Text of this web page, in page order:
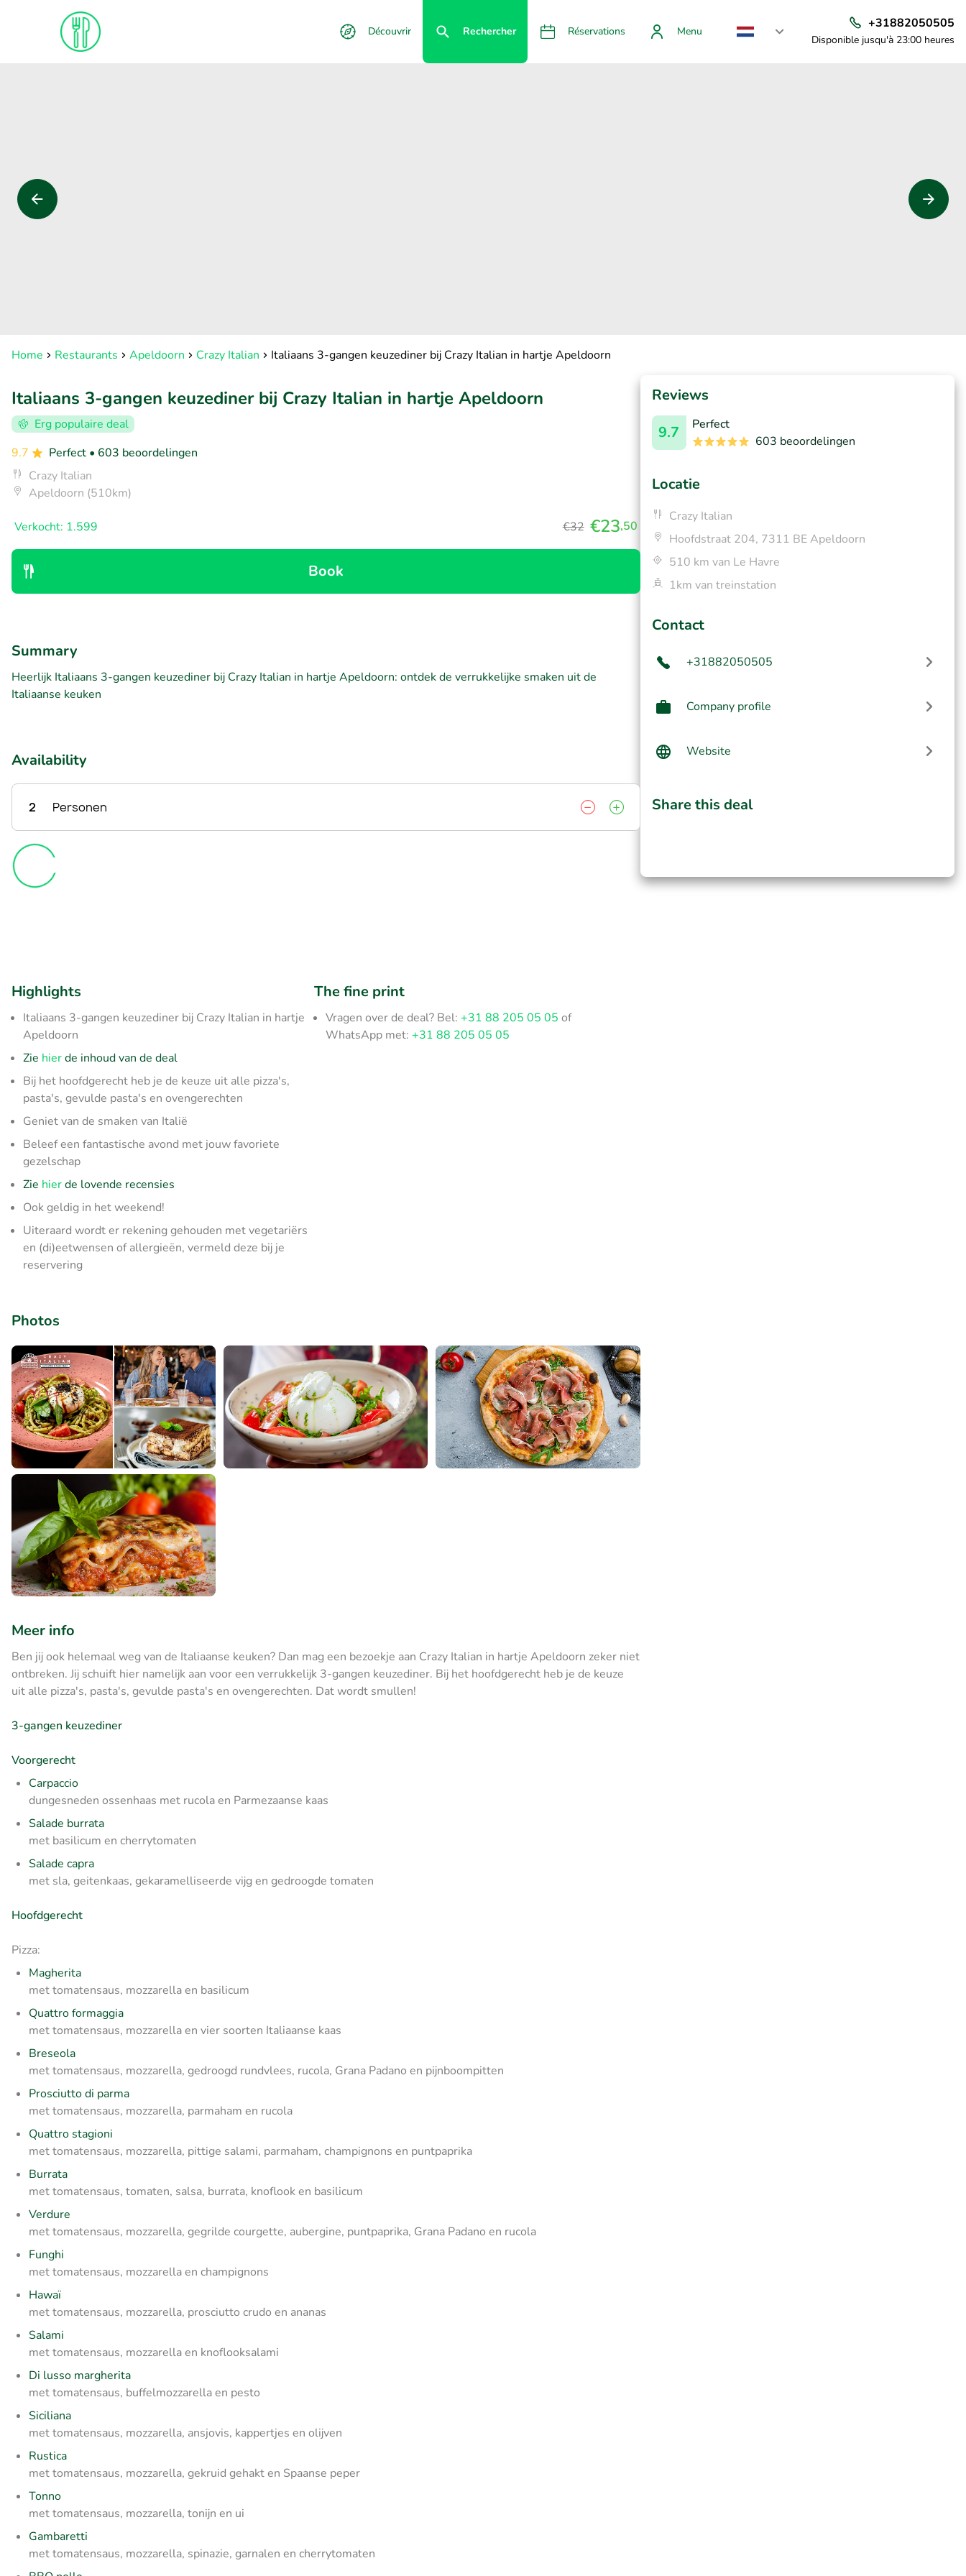
Découvrir Rechercher Réservations Menu
+31882050505
Disponible jusqu'à 23:00 heures
Home Restaurants Apeldoorn Crazy Italian Italiaans 3-gangen keuzediner bij Crazy Italian in hartje Apeldoorn
Italiaans 3-gangen keuzediner bij Crazy Italian in hartje Apeldoorn
Erg populaire deal
9.7
Perfect • 603 beoordelingen
Crazy Italian
Apeldoorn (510km)
Verkocht: 1.599 €32 €23,50
Book
Summary
Heerlijk Italiaans 3-gangen keuzediner bij Crazy Italian in hartje Apeldoorn: ontdek de verrukkelijke smaken uit de
Italiaanse keuken
Availability
2 Personen
Highlights
Italiaans 3-gangen keuzediner bij Crazy Italian in hartje
Apeldoorn
Zie hierde inhoud van de deal
Bij het hoofdgerecht heb je de keuze uit alle pizza's,
pasta's, gevulde pasta's en ovengerechten
Geniet van de smaken van Italië
Beleef een fantastische avond met jouw favoriete
gezelschap
Zie hierde lovende recensies
Ook geldig in het weekend!
Uiteraard wordt er rekening gehouden met vegetariërs
en (di)eetwensen of allergieën, vermeld deze bij je
reservering
The fine print
Vragen over de deal? Bel:+31 88 205 05 05 of
WhatsApp met:+31 88 205 05 05
Photos
Meer info
Ben jij ook helemaal weg van de Italiaanse keuken? Dan mag een bezoekje aan Crazy Italian in hartje Apeldoorn zeker niet
ontbreken. Jij schuift hier namelijk aan voor een verrukkelijk 3-gangen keuzediner. Bij het hoofdgerecht heb je de keuze
uit alle pizza's, pasta's, gevulde pasta's en ovengerechten. Dat wordt smullen!
3-gangen keuzediner
Voorgerecht
Carpaccio
dungesneden ossenhaas met rucola en Parmezaanse kaas
Salade burrata
met basilicum en cherrytomaten
Salade capra
met sla, geitenkaas, gekaramelliseerde vijg en gedroogde tomaten
Hoofdgerecht
Pizza:
Magherita
met tomatensaus, mozzarella en basilicum
Quattro formaggia
met tomatensaus, mozzarella en vier soorten Italiaanse kaas
Breseola
met tomatensaus, mozzarella, gedroogd rundvlees, rucola, Grana Padano en pijnboompitten
Prosciutto di parma
met tomatensaus, mozzarella, parmaham en rucola
Quattro stagioni
met tomatensaus, mozzarella, pittige salami, parmaham, champignons en puntpaprika
Burrata
met tomatensaus, tomaten, salsa, burrata, knoflook en basilicum
Verdure
met tomatensaus, mozzarella, gegrilde courgette, aubergine, puntpaprika, Grana Padano en rucola
Funghi
met tomatensaus, mozzarella en champignons
Hawaï
met tomatensaus, mozzarella, prosciutto crudo en ananas
Salami
met tomatensaus, mozzarella en knoflooksalami
Di lusso margherita
met tomatensaus, buffelmozzarella en pesto
Siciliana
met tomatensaus, mozzarella, ansjovis, kappertjes en olijven
Rustica
met tomatensaus, mozzarella, gekruid gehakt en Spaanse peper
Tonno
met tomatensaus, mozzarella, tonijn en ui
Gambaretti
met tomatensaus, mozzarella, spinazie, garnalen en cherrytomaten
Reviews
9.7
Perfect
603 beoordelingen
Locatie
Crazy Italian
Hoofdstraat 204, 7311 BE Apeldoorn
510 km van Le Havre
1km van treinstation
Contact
+31882050505
Company profile
Website
Share this deal